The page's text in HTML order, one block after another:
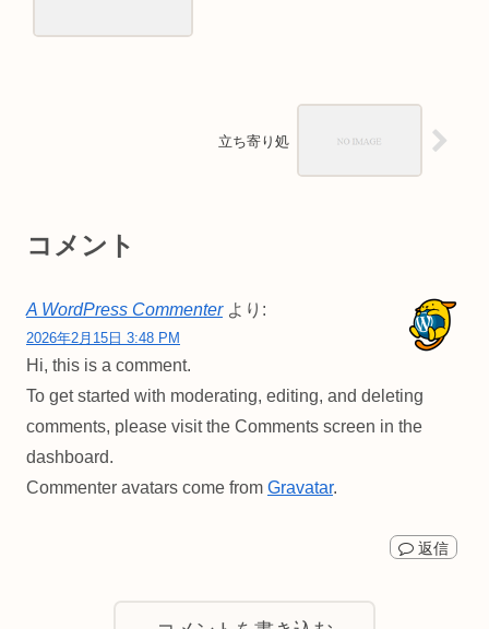
立ち寄り処
コメント
A WordPress Commenter より:
2026年2月15日 3:48 PM
Hi, this is a comment.
To get started with moderating, editing, and deleting
comments, please visit the Comments screen in the
dashboard.
Commenter avatars come from Gravatar.
返信